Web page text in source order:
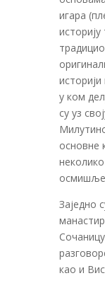
игара
историју
у ком
су уз
основне
Заједно
као и